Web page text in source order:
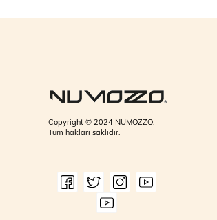
Copyright © 2024 NUMOZZO.
Tüm hakları saklıdır.